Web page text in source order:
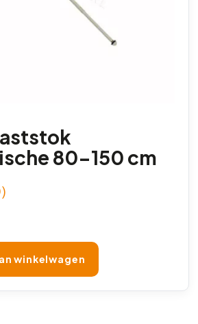
80-150 cm
winkelwagen